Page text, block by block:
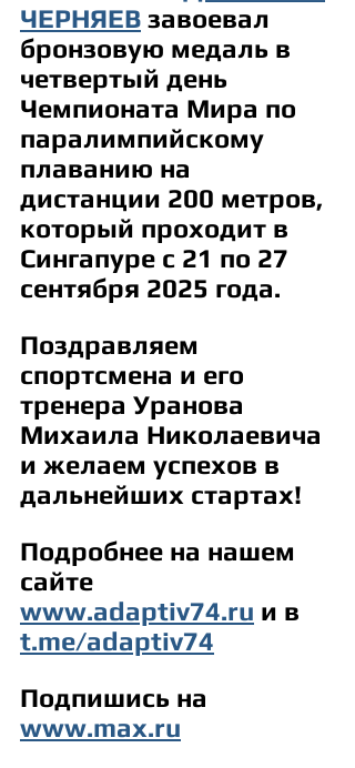
ЧЕРНЯЕВ завоевал
бронзовую медаль в
четвертый день
Чемпионата Мира по
паралимпийскому
плаванию на
дистанции 200 метров,
который проходит в
Сингапуре с 21 по 27
сентября 2025 года.
Поздравляем
спортсмена и его
тренера Уранова
Михаила Николаевича
и желаем успехов в
дальнейших стартах!
Подробнее на нашем
сайте
www.adaptiv74.ru и в
t.me/adaptiv74
Подпишись на
www.max.ru